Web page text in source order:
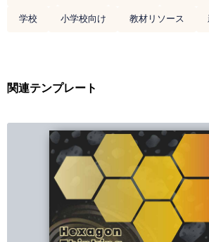
学校
小学校向け 教材リソース
関連テンプレート